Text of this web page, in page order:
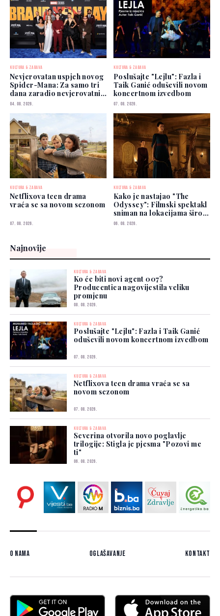
KULTURA & ZABAVA
Nevjerovatan uspjeh novog
Spider-Mana: Za samo tri
dana zaradio nevjerovatnih
927 miliona dolara
04. 08. 2026.
KULTURA & ZABAVA
Poslušajte "Lejlu": Fazla i
Taik Ganić oduševili novom
koncertnom izvedbom
07. 08. 2026.
KULTURA & ZABAVA
Netflixova teen drama
vraća se sa novom sezonom
07. 08. 2026.
KULTURA & ZABAVA
Kako je nastajao "The
Odyssey": Filmski spektakl
sniman na lokacijama širom
svijeta
06. 08. 2026.
Najnovije
KULTURA & ZABAVA
Ko će biti novi agent 007?
Producentica nagovijestila veliku
promjenu
08. 08. 2026.
KULTURA & ZABAVA
Poslušajte "Lejlu": Fazla i Taik Ganić
oduševili novom koncertnom izvedbom
07. 08. 2026.
KULTURA & ZABAVA
Netflixova teen drama vraća se sa
novom sezonom
07. 08. 2026.
KULTURA & ZABAVA
Severina otvorila novo poglavlje
trilogije: Stigla je pjesma "Pozovi me
ti"
06. 08. 2026.
O nama Oglašavanje Kontakt